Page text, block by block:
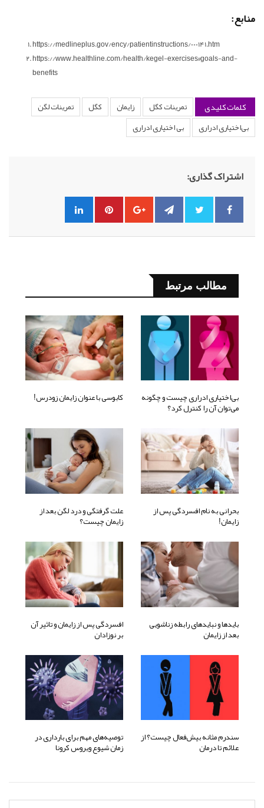
منابع:
https://medlineplus.gov/ency/patientinstructions/000141.htm
https://www.healthline.com/health/kegel-exercises#goals-and-
benefits
کلمات کلیدی تمرینات کگل زایمان کگل
تمرینات لگن
بی‌اختیاری ادراری
بی اختیاری ادراری
اشتراک گذاری:
مطالب مرتبط
بی‌اختیاری ادراری چیست و چگونه
می‌توان آن را کنترل کرد؟
کابوسی با عنوان زایمان زودرس!
بحرانی به نام افسردگی پس از
زایمان!
علت گرفتگی و درد لگن بعد از
زایمان چیست؟
بایدها و نبایدهای رابطه زناشویی
بعد از زایمان
افسردگی پس از زایمان و تاثیر آن
بر نوزادان
سندرم مثانه بیش‌فعال چیست؟ از
علائم تا درمان
توصیه‌های مهم برای بارداری در
زمان شیوع ویروس کرونا